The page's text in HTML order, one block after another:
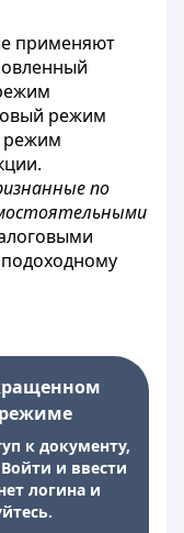
применяют
режим
режим
по
к документу,
и ввести
логина и